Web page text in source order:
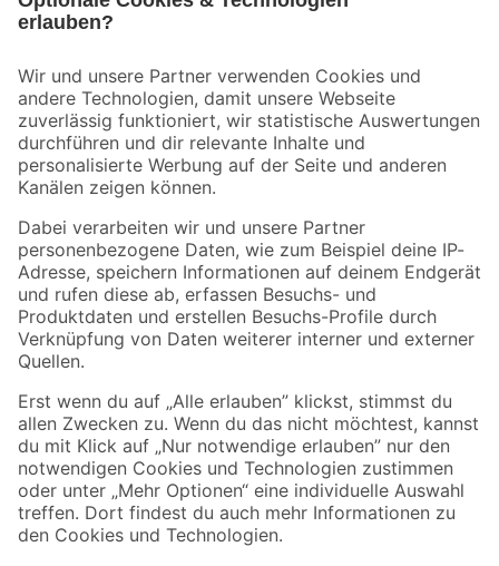
Der toom Newsletter: Keine Angebote und Aktionen mehr verpassen!
Zur Newsletter Anmeldung
Folge uns
Zahlungsarten Versandarten
Sicher einkaufen
Jetzt die toom-App herunterladen